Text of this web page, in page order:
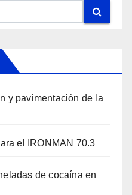
y pavimentación de la
el IRONMAN 70.3
de cocaína en